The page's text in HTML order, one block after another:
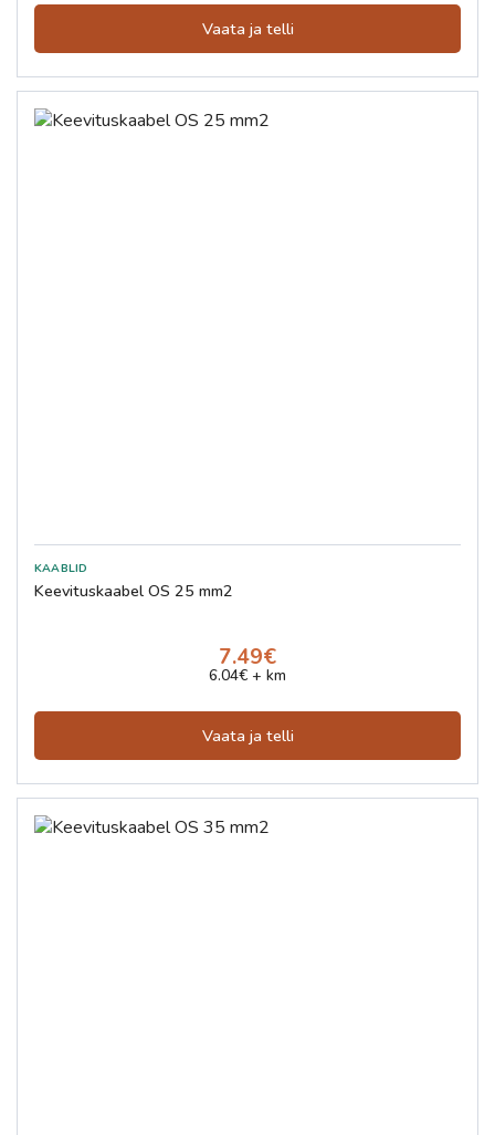
Vaata ja telli
Keevituskaabel OS 25 mm2
7.49€
6.04€ + km
Vaata ja telli